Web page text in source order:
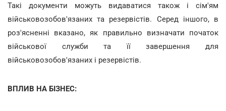
Такі документи можуть видаватися також і сім'ям
військовозобов'язаних та резервістів. Серед іншого, в
роз'ясненні вказано, як правильно визначати початок
військової служби та її завершення для
військовозобов'язаних і резервістів.
ВПЛИВ НА БІЗНЕС: